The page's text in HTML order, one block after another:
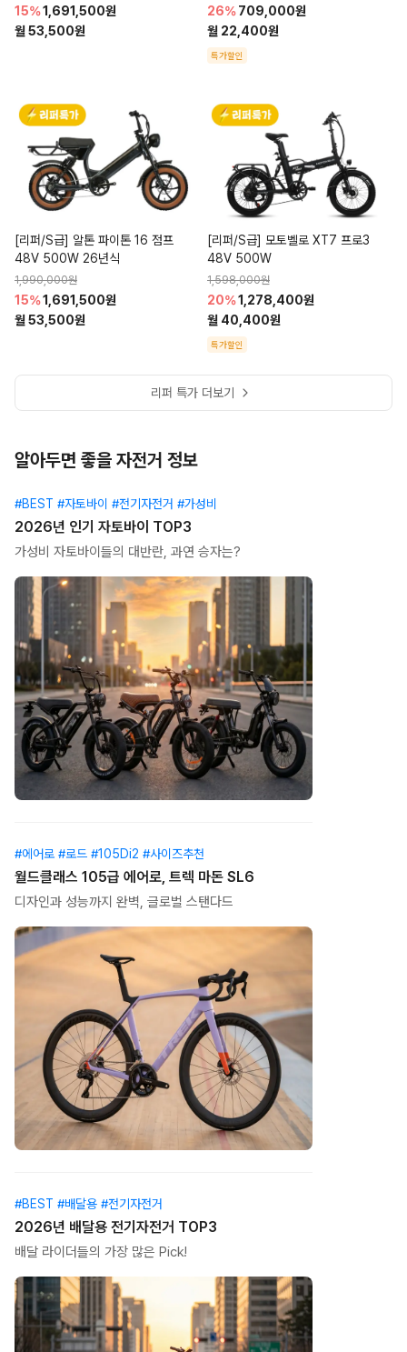
15%1,691,500원
월 53,500원
26%709,000원
월 22,400원
특가할인
[리퍼/S급] 알톤 파이톤 16 점프
48V 500W 26년식
1,990,000원
15%1,691,500원
월 53,500원
[리퍼/S급] 모토벨로 XT7 프로3
48V 500W
1,598,000원
20%1,278,400원
월 40,400원
특가할인
리퍼 특가 더보기
알아두면 좋을 자전거 정보
#BEST #자토바이 #전기자전거 #가성비
2026년 인기 자토바이 TOP3
가성비 자토바이들의 대반란, 과연 승자는?
#에어로 #로드 #105Di2 #사이즈추천
월드클래스 105급 에어로, 트렉 마돈 SL6
디자인과 성능까지 완벽, 글로벌 스탠다드
#BEST #배달용 #전기자전거
2026년 배달용 전기자전거 TOP3
배달 라이더들의 가장 많은 Pick!